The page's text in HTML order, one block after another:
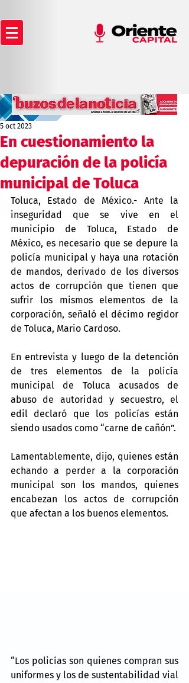
En cuestionamiento la
depuración de la policía
municipal de Toluca
5 oct 2023
Toluca, Estado de México.- Ante la
inseguridad que se vive en el
municipio de Toluca, Estado de
México, es necesario que se depure la
policía municipal y haya una rotación
de mandos, derivado de los diversos
actos de corrupción que tienen que
sufrir los mismos elementos de la
corporación, señaló el décimo regidor
de Toluca, Mario Cardoso.
En entrevista y luego de la detención
de tres elementos de la policía
municipal de Toluca acusados de
abuso de autoridad y secuestro, el
edil declaró que los policías están
siendo usados como “carne de cañón”.
Lamentablemente, dijo, quienes están
echando a perder a la corporación
municipal son los mandos, quienes
encabezan los actos de corrupción
que afectan a los buenos elementos.
“Los policías son quienes compran sus
uniformes y los de sustentabilidad vial